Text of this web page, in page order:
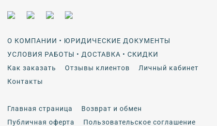
О КОМПАНИИ • ЮРИДИЧЕСКИЕ ДОКУМЕНТЫ
УСЛОВИЯ РАБОТЫ • ДОСТАВКА • СКИДКИ
Как заказать
Отзывы клиентов
Личный кабинет
Контакты
Главная страница
Возврат и обмен
Публичная оферта
Пользовательское соглашение